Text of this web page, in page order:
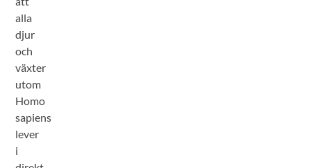
alla
djur
och
växter
utom
Homo
sapiens
lever
i